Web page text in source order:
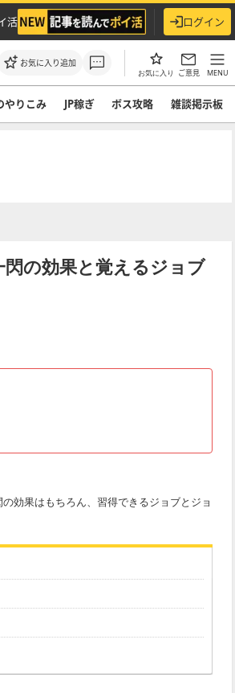
活 ログイン
お気に入り追加
お気に入り ご意見 MENU
やりこみ JP稼ぎ ボス攻略 雑談掲示板
閃の効果と覚えるジョブ
効果はもちろん、習得できるジョブとジョ